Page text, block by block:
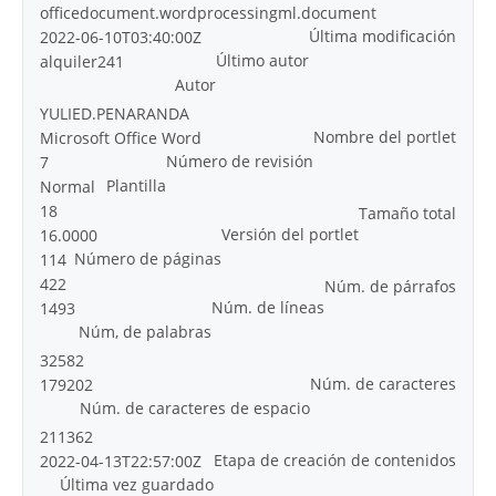
officedocument.wordprocessingml.document
Última modificación
2022-06-10T03:40:00Z
Último autor
alquiler241
Autor
YULIED.PENARANDA
Nombre del portlet
Microsoft Office Word
Número de revisión
7
Plantilla
Normal
Tamaño total
18
Versión del portlet
16.0000
Número de páginas
114
Núm. de párrafos
422
Núm. de líneas
1493
Núm, de palabras
32582
Núm. de caracteres
179202
Núm. de caracteres de espacio
211362
Etapa de creación de contenidos
2022-04-13T22:57:00Z
Última vez guardado